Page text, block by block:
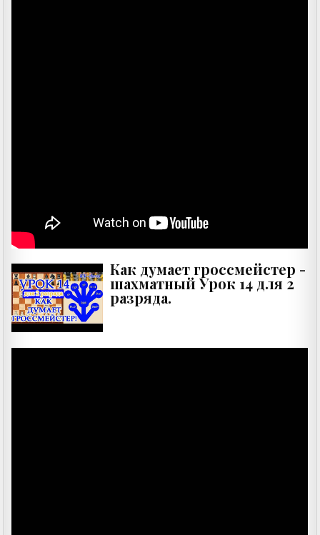
Как думает гроссмейстер -
шахматный Урок 14 для 2
разряда.